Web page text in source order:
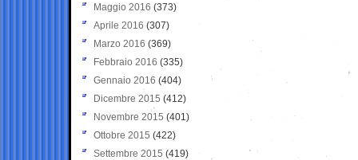
Maggio 2016 (373)
Aprile 2016 (307)
Marzo 2016 (369)
Febbraio 2016 (335)
Gennaio 2016 (404)
Dicembre 2015 (412)
Novembre 2015 (401)
Ottobre 2015 (422)
Settembre 2015 (419)